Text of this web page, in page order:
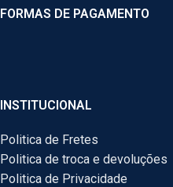
FORMAS DE PAGAMENTO
INSTITUCIONAL
Politica de Fretes
Politica de troca e devoluções
Politica de Privacidade